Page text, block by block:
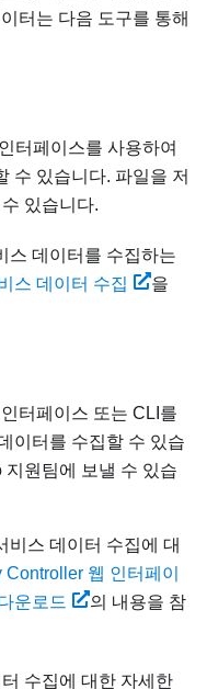
터는 다음 도구를 통해
터페이스를 사용하여
수 있습니다. 파일을 저
있습니다.
스 데이터를 수집하는
스 데이터 수집
을
터페이스 또는 CLI를
이터를 수집할 수 있습
원팀에 보낼 수 있습
비스 데이터 수집에 대
Controller 웹 인터페이
운로드
의 내용을 참
수집에 대한 자세한